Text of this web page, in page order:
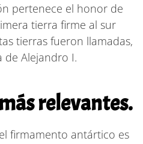
pertenece el honor de
tierra firme al sur
tierras fueron llamadas,
de Alejandro I.
relevantes.
firmamento antártico es